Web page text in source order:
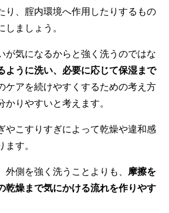
り、腟内環境へ作用したりするもの
しましょう。
が気になるからと強く洗うのではな
ように洗い、必要に応じて保湿まで
ケアを続けやすくするための考え方
かりやすいと考えます。
やこすりすぎによって乾燥や違和感
ます。
外側を強く洗うことよりも、
摩擦を
乾燥まで気にかける流れを作りやす